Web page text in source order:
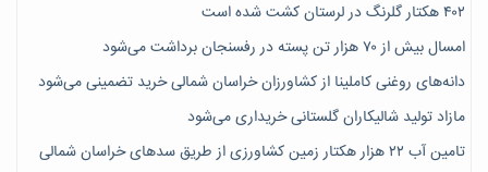
۴۰۲ هکتار گلرنگ در لرستان کشت شده است
امسال بیش از ۷۰ هزار تن پسته در رفسنجان برداشت می‌شود
دانه‌های روغنی کاملینا از کشاورزان خراسان شمالی خرید تضمینی می‌شود
مازاد تولید شالیکاران گلستانی خریداری می‌شود
تامین آب ۲۲ هزار هکتار زمین کشاورزی از طریق سدهای خراسان شمالی